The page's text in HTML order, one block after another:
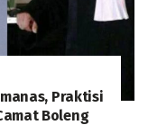
Praktisi
Boleng